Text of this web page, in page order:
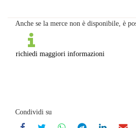
Anche se la merce non è disponibile, è
richiedi maggiori informazioni
Condividi su